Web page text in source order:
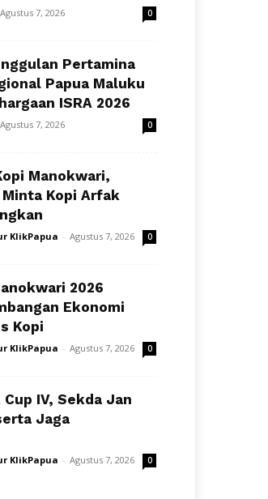
Agustus 7, 2026 0
Pertamina
Papua Maluku
ISRA 2026
Agustus 7, 2026 0
Manokwari,
Kopi Arfak
KlikPapua - Agustus 7, 2026 0
2026
Ekonomi
Kopi
KlikPapua - Agustus 7, 2026 0
Cup IV, Sekda Jan
Jaga
KlikPapua - Agustus 7, 2026 0